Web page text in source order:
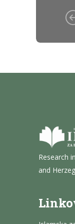
Research
and